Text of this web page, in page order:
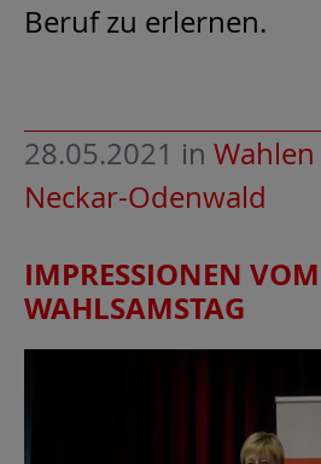
Beruf zu erlernen.
28.05.2021 in Wahlen
Neckar-Odenwald
IMPRESSIONEN VOM
WAHLSAMSTAG